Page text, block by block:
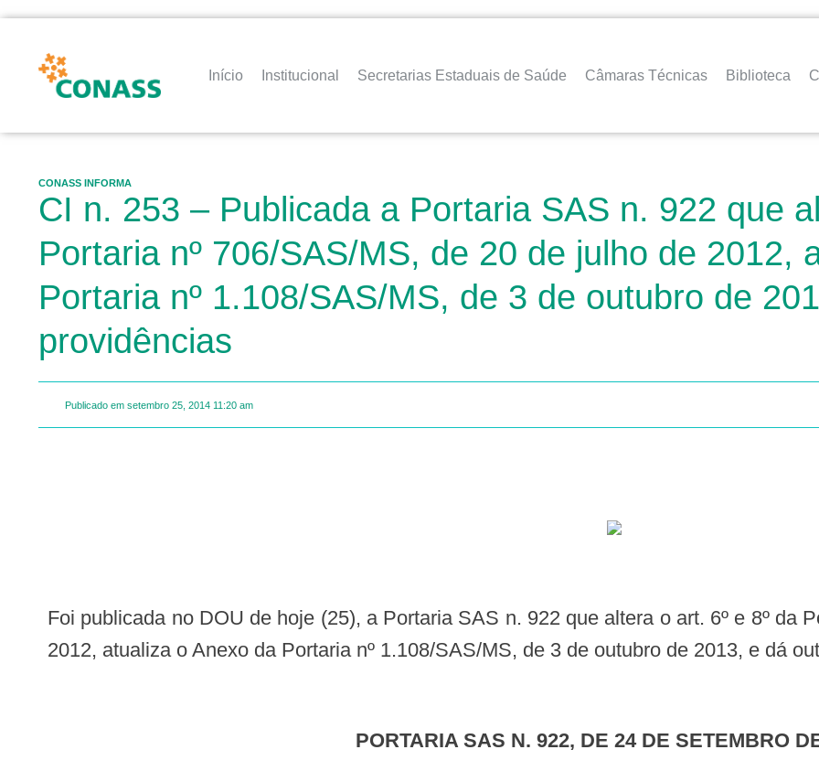
Início Institucional Secretarias Estaduais de Saúde Câmaras Técnicas Biblioteca
CONASS INFORMA
CI n. 253 – Publicada a Portaria SAS n. 922 que
Portaria nº 706/SAS/MS, de 20 de julho de 2012,
Portaria nº 1.108/SAS/MS, de 3 de outubro de
providências
Publicado em setembro 25, 2014 11:20 am
Foi publicada no DOU de hoje (25), a Portaria SAS n. 922 que altera o art. 6º e 8º da Portaria nº 706/SAS/MS, de 20 de julho de
2012, atualiza o Anexo da Portaria nº 1.108/SAS/MS, de 3 de outubro de 2013, e dá
PORTARIA SAS N. 922, DE 24 DE SETEMBRO